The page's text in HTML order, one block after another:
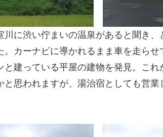
川に渋い佇まいの温泉があると聞き
。カーナビに導かれるまま車を走ら
と建っている平屋の建物を発見。こ
と思われますが、湯治宿としても営